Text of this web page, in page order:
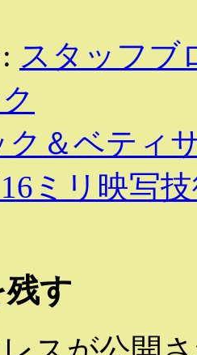
スタッフブ
ク＆ベティ
ミリ映写
す